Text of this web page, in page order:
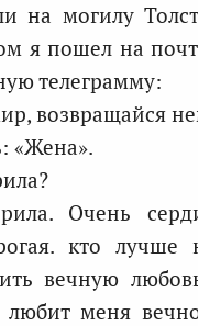
на могилу
я пошел на
телеграмму:
возвращайся
«Жена».
Очень
кто лучше
вечную
любит меня